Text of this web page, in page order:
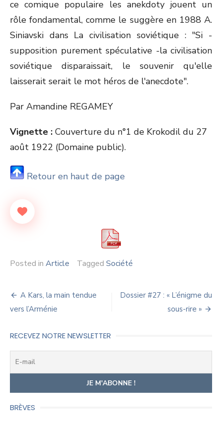
ce comique populaire les anekdoty jouent un
rôle fondamental, comme le suggère en 1988 A.
Siniavski dans La civilisation soviétique : "Si -
supposition purement spéculative -la civilisation
soviétique disparaissait, le souvenir qu'elle
laisserait serait le mot héros de l'anecdote".
Par Amandine REGAMEY
Vignette : Couverture du n°1 de Krokodil du 27
août 1922 (Domaine public).
Retour en haut de page
Posted in Article Tagged Société
Navigation
de
l’article
A Kars, la main tendue
vers l’Arménie
Dossier #27 : « L’énigme du
sous-rire »
RECEVEZ NOTRE NEWSLETTER
BRÈVES